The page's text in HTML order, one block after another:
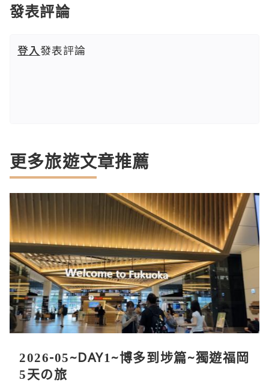
發表評論
登入發表評論
更多旅遊文章推薦
2026-05~DAY1~博多到埗篇~獨遊福岡
5天の旅